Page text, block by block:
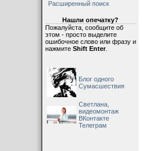
Расширенный поиск
Нашли опечатку?
Пожалуйста, сообщите об
этом - просто выделите
ошибочное слово или фразу и
нажмите Shift Enter.
Блог одного
Сумасшествия
Светлана,
видеомонтаж
ВКонтакте
Телеграм